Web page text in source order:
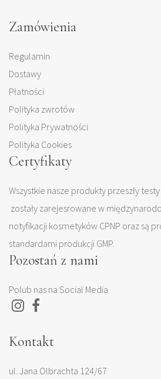
Zamówienia
Regulamin
Dostawy
Płatności
Polityka zwrotów
Polityka Prywatności
Polityka Cookies
Certyfikaty
Wszystkie nasze produkty przeszły
zostały zarejesrowane w
notyfikacji kosmetyków CPNP oraz są
standardami produkcji GMP.
Pozostań z nami
Polub nas na Social Media
Kontakt
ul. Jana Olbrachta 124/67